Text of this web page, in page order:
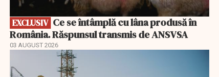
EXCLUSIV
România. Răspunsul transmis de ANSVSA
03 AUGUST 2026